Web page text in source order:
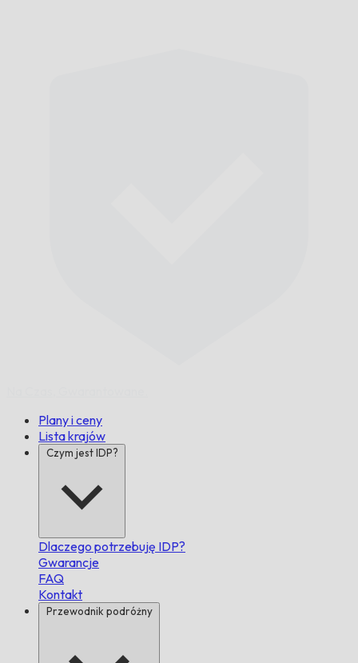
Plany i ceny
Lista krajów
Czym jest IDP?
Dlaczego potrzebuję IDP?
Gwarancje
FAQ
Kontakt
Przewodnik podróżny